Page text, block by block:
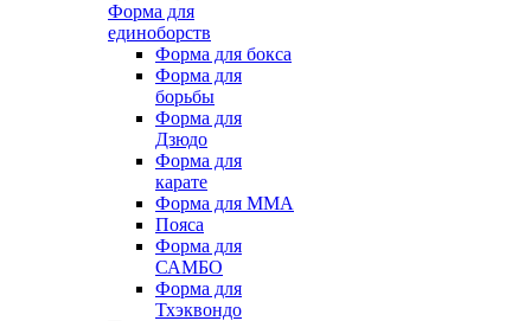
Форма для
единоборств
Форма для бокса
Форма для
борьбы
Форма для
Дзюдо
Форма для
карате
Форма для MMA
Пояса
Форма для
САМБО
Форма для
Тхэквондо